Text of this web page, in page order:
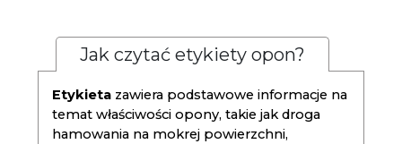
Jak czytać etykiety opon?
Etykieta zawiera podstawowe informacje na
temat właściwości opony, takie jak droga
hamowania na mokrej powierzchni,